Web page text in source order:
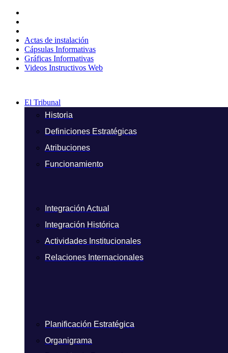
contenido
Actas de instalación
Cápsulas Informativas
Gráficas Informativas
Videos Instructivos Web
El Tribunal
Historia
Definiciones Estratégicas
Atribuciones
Funcionamiento
Integración Actual
Integración Histórica
Actividades Institucionales
Relaciones Internacionales
Planificación Estratégica
Organigrama